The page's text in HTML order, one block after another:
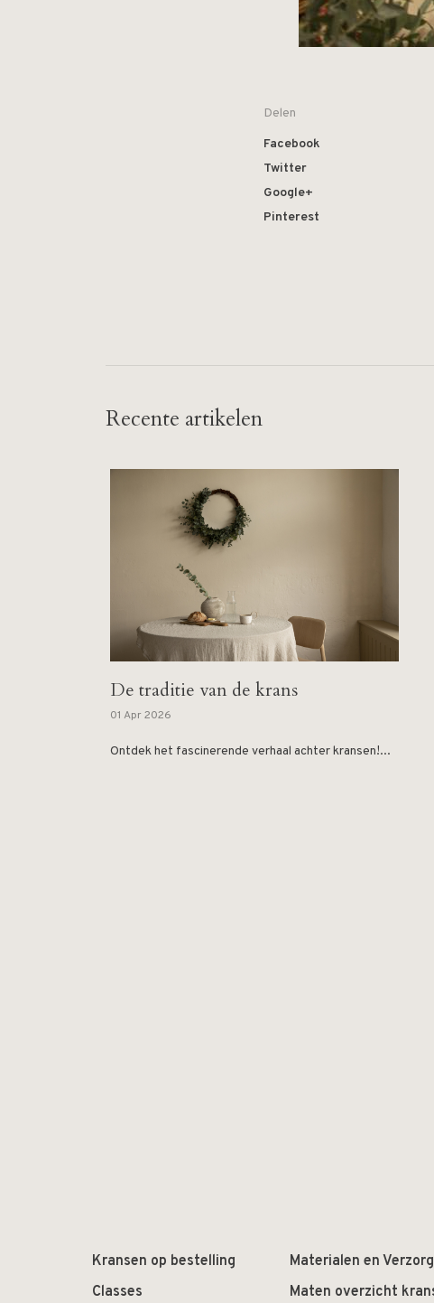
Delen
Facebook
Twitter
Google+
Pinterest
Recente artikelen
De traditie van de krans
01 Apr 2026
Ontdek het fascinerende verhaal achter kransen!...
Kransen op bestelling
Classes
Materialen en
Maten overzicht